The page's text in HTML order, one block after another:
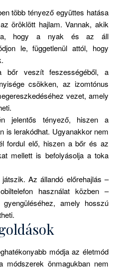
több tényező együttes hatása
öröklött hajlam. Vannak, akik
hogy a nyak és az áll
le, függetlenül attól, hogy
bőr veszít feszességéből, a
csökken, az izomtónus
vezet, amely
jelentős tényező, hiszen a
is lerakódhat. Ugyanakkor nem
fordul elő, hiszen a bőr és az
mellett is befolyásolja a toka
Az állandó előrehajlás –
használat közben –
amely hosszú
módja az életmód
önmagukban nem